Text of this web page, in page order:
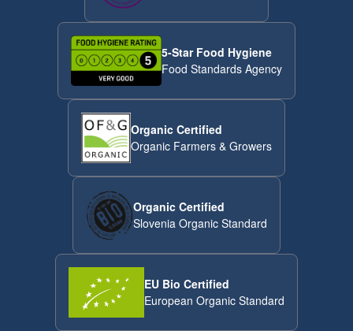
5-Star Food Hygiene
Food Standards Agency
Organic Certified
Organic Farmers & Growers
Organic Certified
Slovenia Organic Standard
EU Bio Certified
European Organic Standard